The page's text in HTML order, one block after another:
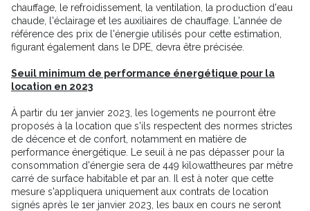
chauffage, le refroidissement, la ventilation, la production d'eau
chaude, l'éclairage et les auxiliaires de chauffage. L'année de
référence des prix de l'énergie utilisés pour cette estimation,
figurant également dans le DPE, devra être précisée.
Seuil minimum de performance énergétique pour la
location en 2023
À partir du 1er janvier 2023, les logements ne pourront être
proposés à la location que s'ils respectent des normes strictes
de décence et de confort, notamment en matière de
performance énergétique. Le seuil à ne pas dépasser pour la
consommation d'énergie sera de 449 kilowattheures par mètre
carré de surface habitable et par an. Il est à noter que cette
mesure s'appliquera uniquement aux contrats de location
signés après le 1er janvier 2023, les baux en cours ne seront